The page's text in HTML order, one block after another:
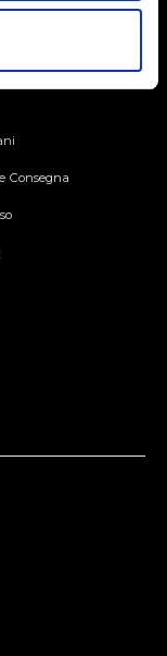
Consegna